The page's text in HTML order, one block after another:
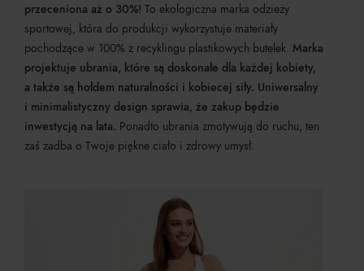
przeceniona aż o 30%! To ekologiczna marka odzieży
sportowej, która do produkcji wykorzystuje materiały
pochodzące w 100% z recyklingu plastikowych butelek. Marka
projektuje ubrania, które są doskonałe dla każdej kobiety,
a także są hołdem naturalności i kobiecej siły. Uniwersalny
i minimalistyczny design sprawia, że zakup będzie
inwestycją na lata. Ponadto ubrania zmotywują do ruchu, ten
zaś zadba o Twoje piękne ciało i zdrowy umysł.